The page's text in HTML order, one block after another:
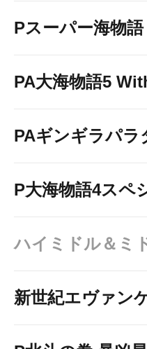
新台
（全て予定で
Pスーパー海物
PA大海物語5
PAギンギラパラ
P大海物語4スペ
ハイミドル＆ミ
新世紀エヴァン